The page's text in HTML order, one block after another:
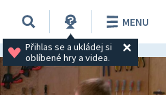
Přihlas se a ukládej si
oblíbené hry a videa.
MENU